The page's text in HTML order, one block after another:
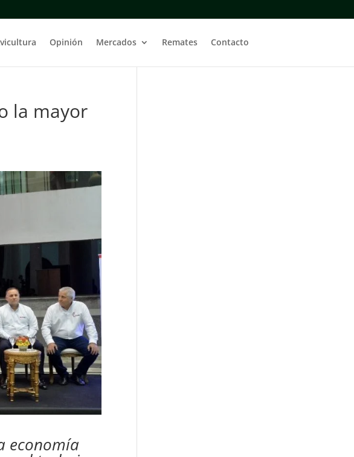
Opinión Mercados Remates Contacto
la mayor
economía